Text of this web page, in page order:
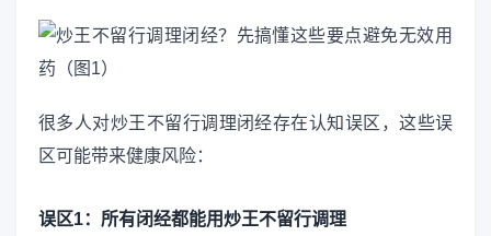
很多人对炒王不留行调理闭经存在认知误区，这些误
区可能带来健康风险：
误区1：所有闭经都能用炒王不留行调理